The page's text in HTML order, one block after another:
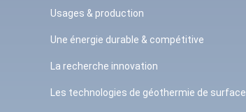
Usages & production
Une énergie durable & compétitive
La recherche innovation
Les technologies de géothermie de surface